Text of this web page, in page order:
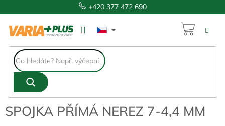
na
+420 377 472 690
SPOJKA PŘÍMÁ NEREZ 7-4,4 MM
59 Kč